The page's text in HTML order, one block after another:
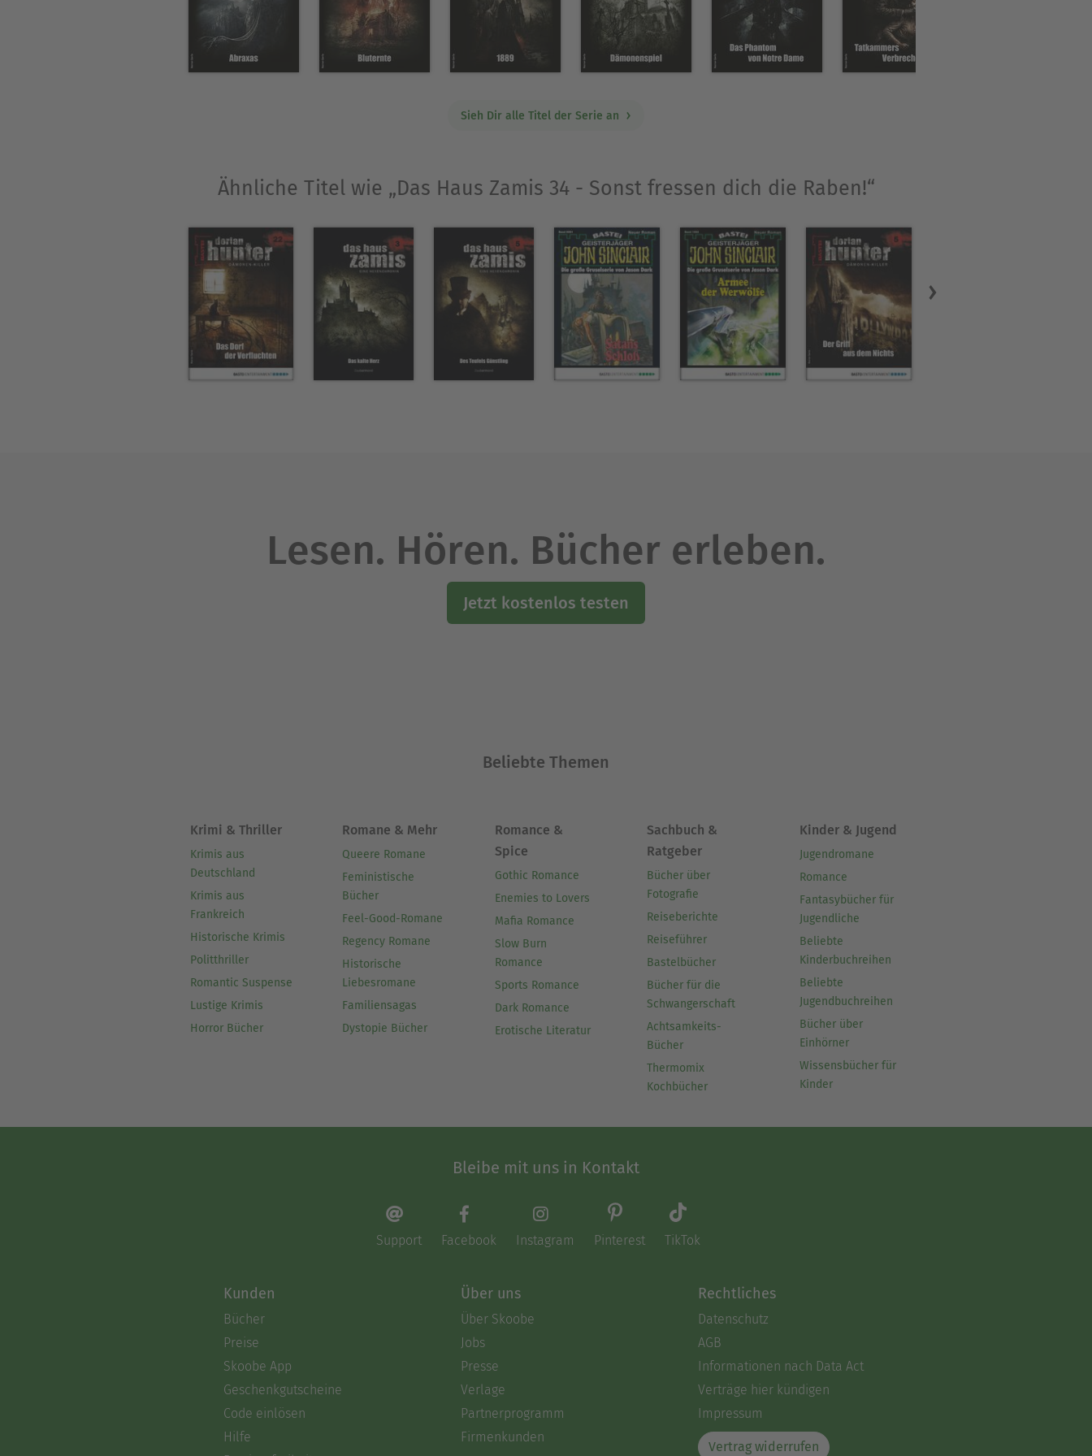
Sieh Dir alle Titel der Serie an
Ähnliche Titel wie „Das Haus Zamis 34 - Sonst fressen dich die Raben!“
Lesen. Hören. Bücher erleben.
Jetzt kostenlos testen
Beliebte Themen
Krimi & Thriller
Krimis aus
Deutschland
Krimis aus
Frankreich
Historische Krimis
Politthriller
Romantic Suspense
Lustige Krimis
Horror Bücher
Romane & Mehr
Queere Romane
Feministische
Bücher
Feel-Good-Romane
Regency Romane
Historische
Liebesromane
Familiensagas
Dystopie Bücher
Romance &
Spice
Gothic Romance
Enemies to Lovers
Mafia Romance
Slow Burn
Romance
Sports Romance
Dark Romance
Erotische Literatur
Sachbuch &
Ratgeber
Bücher über
Fotografie
Reiseberichte
Reiseführer
Bastelbücher
Bücher für die
Schwangerschaft
Achtsamkeits-
Bücher
Thermomix
Kochbücher
Kinder & Jugend
Jugendromane
Romance
Fantasybücher für
Jugendliche
Beliebte
Kinderbuchreihen
Beliebte
Jugendbuchreihen
Bücher über
Einhörner
Wissensbücher für
Kinder
Bleibe mit uns in Kontakt
Support Facebook Instagram Pinterest TikTok
Kunden
Bücher
Preise
Skoobe App
Geschenkgutscheine
Code einlösen
Hilfe
Über uns
Über Skoobe
Jobs
Presse
Verlage
Partnerprogramm
Firmenkunden
Rechtliches
Datenschutz
AGB
Informationen nach Data Act
Verträge hier kündigen
Impressum
Vertrag widerrufen